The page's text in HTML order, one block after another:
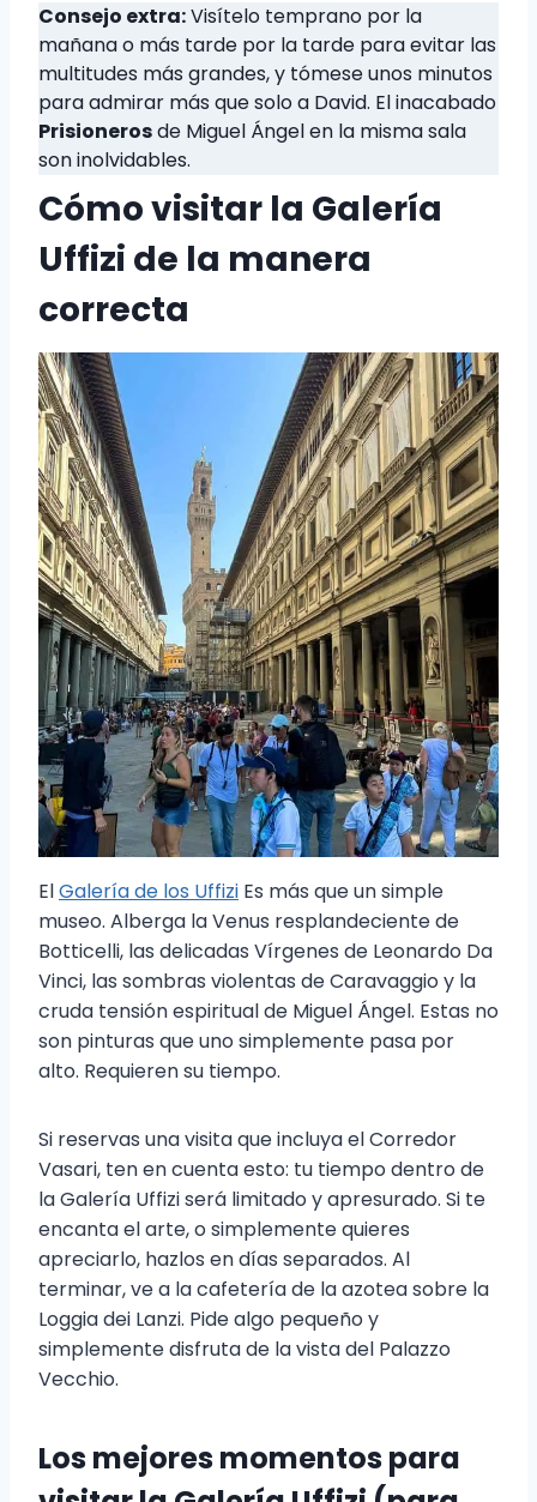
Consejo extra:Visítelo temprano por la
mañana o más tarde por la tarde para evitar las
multitudes más grandes, y tómese unos minutos
para admirar más que solo a David. El inacabado
Prisionerosde Miguel Ángel en la misma sala
son inolvidables.
Cómo visitar la Galería
Uffizi de la manera
correcta
ElGalería de los Uffizi Es más que un simple
museo. Alberga la Venus resplandeciente de
Botticelli, las delicadas Vírgenes de Leonardo Da
Vinci, las sombras violentas de Caravaggio y la
cruda tensión espiritual de Miguel Ángel. Estas no
son pinturas que uno simplemente pasa por
alto. Requieren su tiempo.
Si reservas una visita que incluya el Corredor
Vasari, ten en cuenta esto: tu tiempo dentro de
la Galería Uffizi será limitado y apresurado. Si te
encanta el arte, o simplemente quieres
apreciarlo, hazlos en días separados. Al
terminar, ve a la cafetería de la azotea sobre la
Loggia dei Lanzi. Pide algo pequeño y
simplemente disfruta de la vista del Palazzo
Vecchio.
Los mejores momentos para